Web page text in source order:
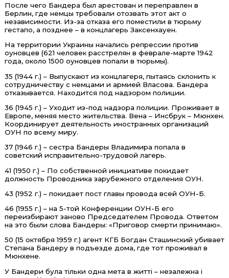
После чего Бандера был арестован и переправлен в
Берлин, где немцы требовали отозвать этот акт о
независимости. Из-за отказа его поместили в тюрьму
гестапо, а позднее – в концлагерь Заксенхауен.
На территории Украины начались репрессии против
оуновцев (621 человек расстрелян в феврале-марте 1942
года, около 1500 оуновцев попали в тюрьмы).
35 (1944 г.) – Выпускают из концлагеря, пытаясь склонить к
сотрудничеству с немцами и армией Власова. Бандера
отказывается. Находится под надзором полиции.
36 (1945 г.) – Уходит из-под надзора полиции. Проживает в
Европе, меняя место жительства. Вена – Инсбрук – Мюнхен.
Координирует деятельность иностранных организаций
ОУН по всему миру.
37 (1946 г.) – сестра Бандеры Владимира попала в
советский исправительно-трудовой лагерь.
41 (1950 г.) – По собственной инициативе покидает
должность Проводника зарубежного отделения ОУН.
43 (1952 г.) – покидает пост главы провода всей ОУН-Б.
46 (1955 г.) – на 5-той Конференции ОУН-Б его
переизбирают заново Председателем Провода. Ответом
на это были слова Бандеры: «Приговор смерти принимаю».
50 (15 октября 1959 г.) агент КГБ Богдан Сташинский убивает
Степана Бандеру в подъезде дома, где тот проживал в
Мюнхене.
У Бандери була тільки одна мета в житті – незалежна і